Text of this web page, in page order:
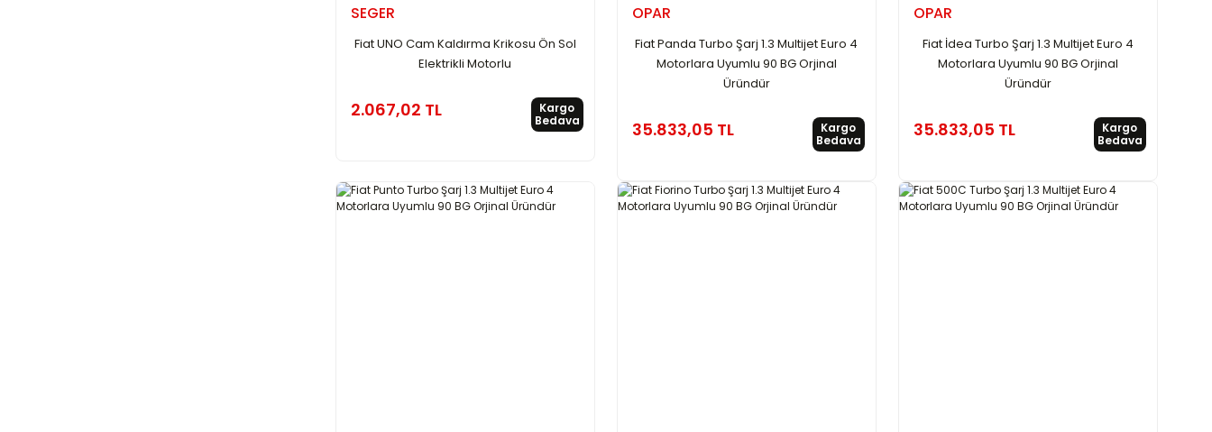
SEGER
Fiat UNO Cam Kaldırma Krikosu Ön Sol
Elektrikli Motorlu
2.067,02 TL
Kargo
Bedava
OPAR
Fiat Panda Turbo Şarj 1.3 Multijet Euro 4
Motorlara Uyumlu 90 BG Orjinal
Üründür
35.833,05 TL
Kargo
Bedava
OPAR
Fiat İdea Turbo Şarj 1.3 Multijet Euro 4
Motorlara Uyumlu 90 BG Orjinal
Üründür
35.833,05 TL
Kargo
Bedava